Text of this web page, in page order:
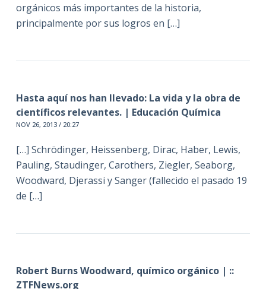
orgánicos más importantes de la historia,
principalmente por sus logros en […]
​Hasta aquí nos han llevado: La vida y la obra de
científicos relevantes. | Educación Química
NOV 26, 2013 / 20:27
[…] Schrödinger, Heissenberg, Dirac, Haber, Lewis,
Pauling, Staudinger, Carothers, Ziegler, Seaborg,
Woodward, Djerassi y Sanger (fallecido el pasado 19
de […]
Robert Burns Woodward, químico orgánico | ::
ZTFNews.org